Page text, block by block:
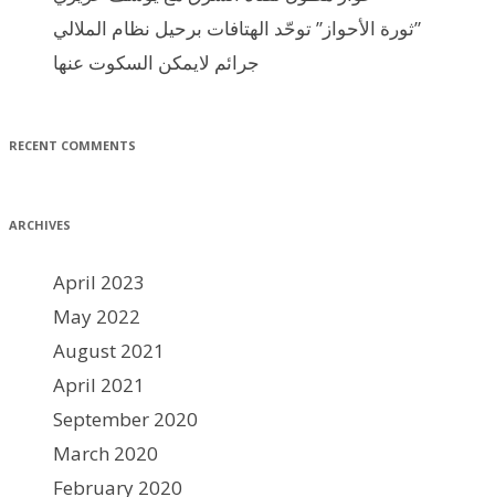
ثورة الأحواز” توحّد الهتافات برحيل نظام الملالي”
جرائم لايمكن السكوت عنها
RECENT COMMENTS
ARCHIVES
April 2023
May 2022
August 2021
April 2021
September 2020
March 2020
February 2020